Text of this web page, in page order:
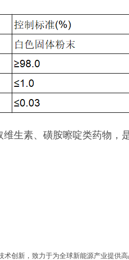
生素、磺胺嚓啶类药物，
创新，致力于为全球新能源产业提供高